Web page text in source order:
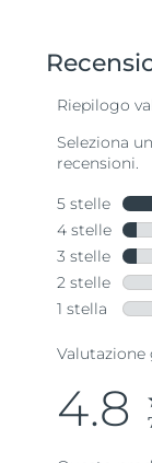
valore
valutazione
Read
Stesso
alla
pagina.